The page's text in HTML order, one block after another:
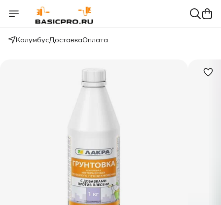
КолумбусДоставкаОплата